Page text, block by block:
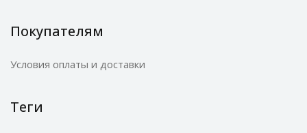
Покупателям
Условия оплаты и доставки
Теги